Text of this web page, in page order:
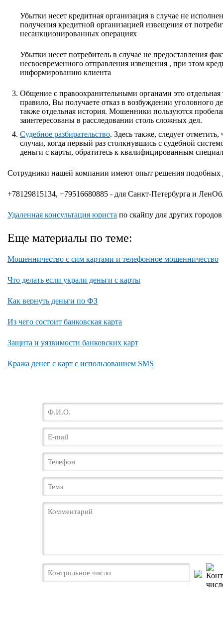
Убытки несет кредитная организация в случае не
получения кредитной организацией извещения от
несанкционированных операциях
Убытки несет потребитель в случае не предоставления
несвоевременного отправления извещения , при этом
информированию клиента
Общение с правоохранительными органами это
правило, Вы получаете отказ в возбуждении уголовного
также отдельная история. Мошенники пользуются
заинтересованы в расследовании столь сложных дел.
Судебное разбирательство. Здесь также, следует
случаи, когда первый раз столкнувшись с судебной
деньги с карты, обратитесь к квалифицированным
Сотрудники нашей компании имеют опыт решения подобных
+78129815134, +79516680885 - для Санкт-Петербурга и
Удаленная консультация юриста по скайпу для других
Еще материалы по теме:
Мошенничество с сим картами и телефонное мошенничество
Что делать если украли деньги с карты
Как вернуть деньги по ФЗ
Из чего состоит банковская карта
Защита и уязвимости банковских карт
Кража денег с карт с использованием SMS